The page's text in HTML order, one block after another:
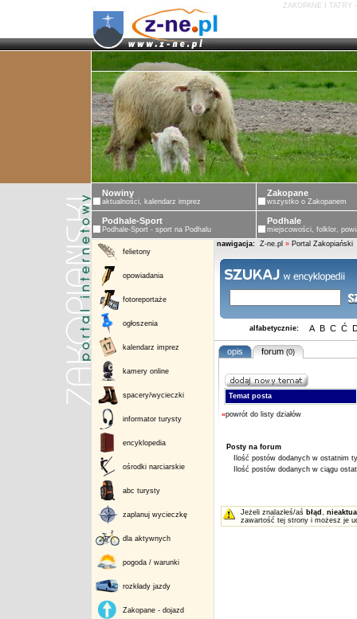
ZAKOPANE I TATRY
Nowiny
aktualności, kalendarz imprez
Zakopane
wszystko o Zakopanem
Podhale-Sport
Podhale-Sport - sport na Podhalu
Podhale
miejscowości, folklor,
felietony
opowiadania
fotoreportaże
ogłoszenia
kalendarz imprez
kamery online
spacery/wycieczki
informator turysty
encyklopedia
ośrodki narciarskie
abc turysty
zaplanuj wycieczkę
dla aktywnych
pogoda / warunki
rozkłady jazdy
Zakopane - dojazd
nawigacja: Z-ne.pl » Portal Zakopiański
alfabetycznie: A B C Ć
opis forum (0)
Temat posta
«powrót do listy działów
Posty na forum
Ilość postów dodanych w ostatnim
Ilość postów dodanych w ciągu
Jeżeli znalazłeś/aś błąd ,
zawartość tej strony i możesz je